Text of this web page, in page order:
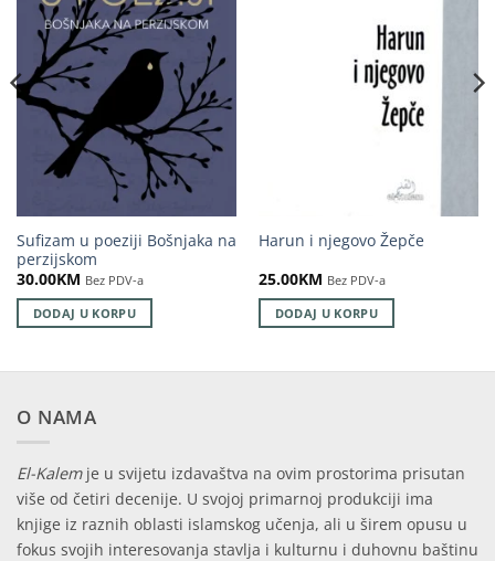
Sufizam u poeziji Bošnjaka na
perzijskom
30.00KM Bez PDV-a
DODAJ U KORPU
Harun i njegovo Žepče
25.00KM Bez PDV-a
DODAJ U KORPU
O NAMA
El-Kalemje u svijetu izdavaštva na ovim prostorima prisutan
više od četiri decenije. U svojoj primarnoj produkciji ima
knjige iz raznih oblasti islamskog učenja, ali u širem opusu u
fokus svojih interesovanja stavlja i kulturnu i duhovnu baštinu